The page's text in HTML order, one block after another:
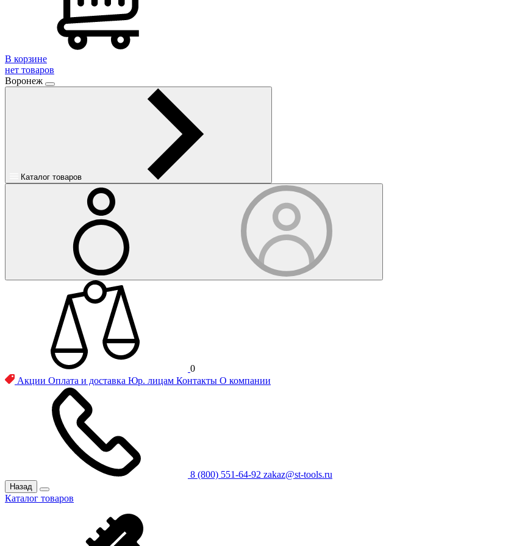
В корзине
нет товаров
Воронеж
Каталог товаров
0
Акции Оплата и доставка Юр. лицам Контакты О компании
8 (800) 551-64-92 zakaz@st-tools.ru
Назад
Каталог товаров